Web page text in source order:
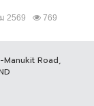
2569 769
Manukit Road,